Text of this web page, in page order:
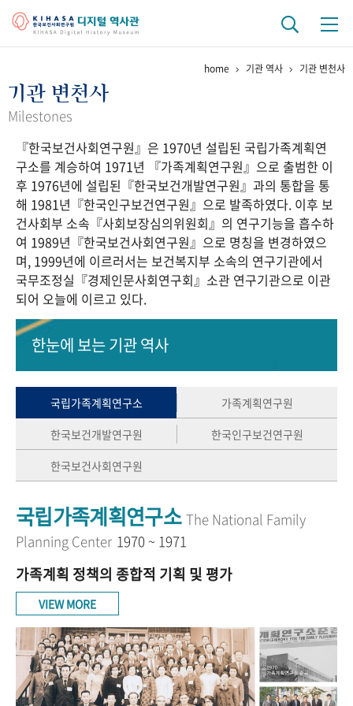
걸어온 길 기관 변천사
연구 역사
정책과 연구 키워드로 보는 연구 역사
연구자들
간행물 변천사
기록물 아카이브
사진 아카이브 문서 기록물 행정박물 영상 기록물
50+1 주년 기념
세계와 함께 한 KIHASA
VR 역사관
home 기관 역사 기관 변천사
기관 변천사
Milestones
『한국보건사회연구원』은 1970년 설립된 국립가족계획연
구소를 계승하여 1971년 『가족계획연구원』으로 출범한 이
후 1976년에 설립된『한국보건개발연구원』과의 통합을 통
해 1981년『한국인구보건연구원』으로 발족하였다. 이후 보
건사회부 소속『사회보장심의위원회』의 연구기능을 흡수하
여 1989년『한국보건사회연구원』으로 명칭을 변경하였으
며, 1999년에 이르러서는 보건복지부 소속의 연구기관에서
국무조정실『경제인문사회연구회』소관 연구기관으로 이관
되어 오늘에 이르고 있다.
한눈에 보는기관 역사
국립가족계획연구소
가족계획연구원
한국보건개발연구원
한국인구보건연구원
한국보건사회연구원
국립가족계획연구소 The National Family
Planning Center 1970 ~ 1971
가족계획 정책의 종합적 기획 및 평가
VIEW MORE